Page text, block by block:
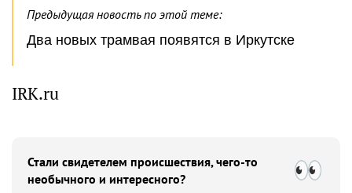
Предыдущая новость по этой теме:
Два новых трамвая появятся в Иркутске
IRK.ru
Стали свидетелем происшествия, чего-то
необычного и интересного?